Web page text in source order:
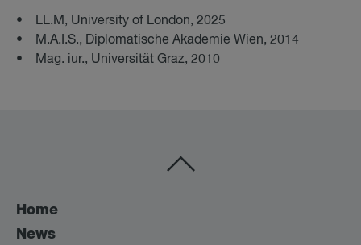
• LL.M, University of London, 2025
• M.A.I.S., Diplomatische Akademie Wien, 2014
• Mag. iur., Universität Graz, 2010
Home
News